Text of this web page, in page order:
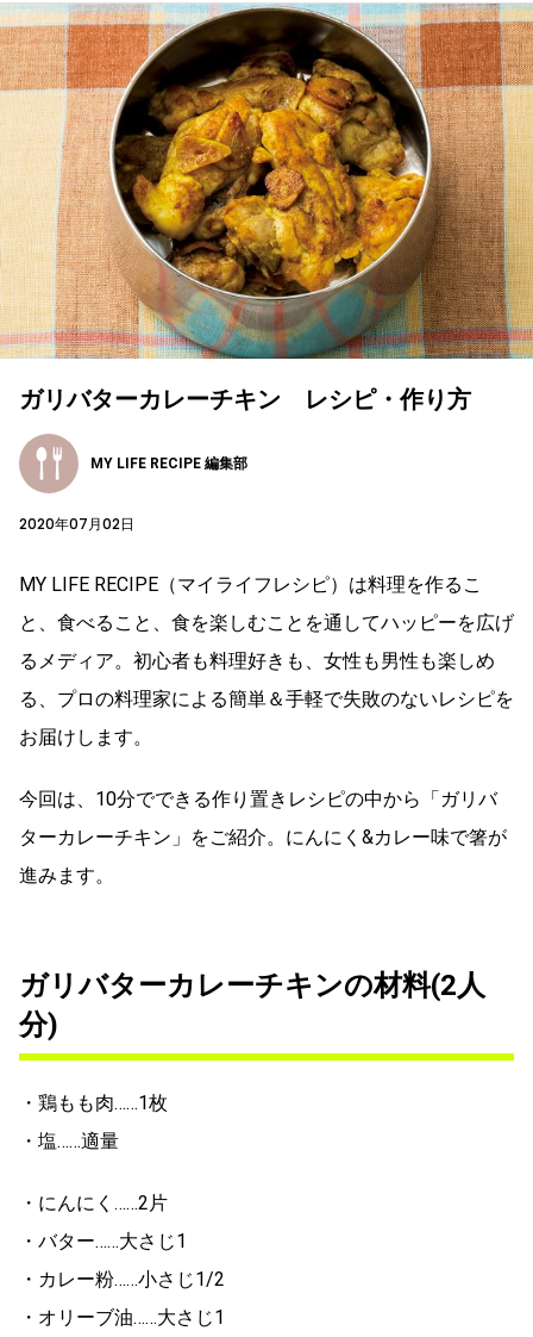
ガリバターカレーチキン レシピ・作り方
MY LIFE RECIPE 編集部
2020年07月02日
MY LIFE RECIPE（マイライフレシピ）は料理を作るこ
と、食べること、食を楽しむことを通してハッピーを広げ
るメディア。初心者も料理好きも、女性も男性も楽しめ
る、プロの料理家による簡単＆手軽で失敗のないレシピを
お届けします。
今回は、10分でできる作り置きレシピの中から「ガリバ
ターカレーチキン」をご紹介。にんにく&カレー味で箸が
進みます。
ガリバターカレーチキンの材料(2人
分)
・鶏もも肉……1枚
・塩……適量
・にんにく……2片
・バター……大さじ1
・カレー粉……小さじ1/2
・オリーブ油……大さじ1